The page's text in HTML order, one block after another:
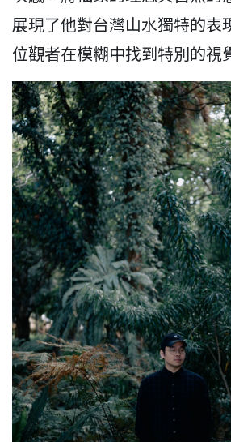
展現了他對台灣山水獨特的表
位觀者在模糊中找到特別的視